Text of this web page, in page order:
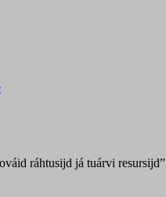
ráhtusijd já tuárvi resursijd”